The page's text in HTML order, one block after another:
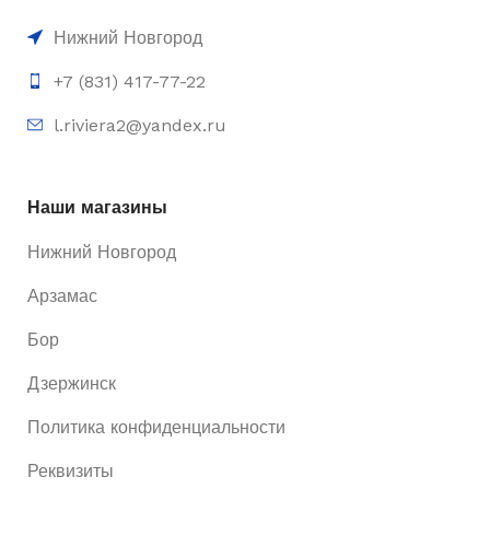
Нижний Новгород
+7 (831) 417-77-22
l.riviera2@yandex.ru
Наши магазины
Нижний Новгород
Арзамас
Бор
Дзержинск
Политика конфиденциальности
Реквизиты